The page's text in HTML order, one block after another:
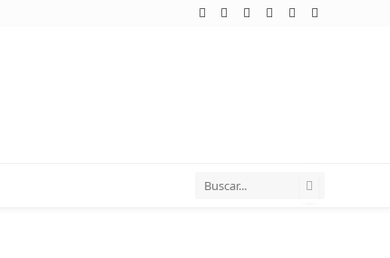
WhatsApp
Telegram
TikTokFacebook
TwitterInstagram